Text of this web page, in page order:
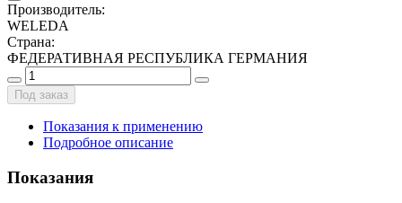
Производитель:
WELEDA
Страна:
ФЕДЕРАТИВНАЯ РЕСПУБЛИКА ГЕРМАНИЯ
Под заказ
Показания к применению
Подробное описание
Показания